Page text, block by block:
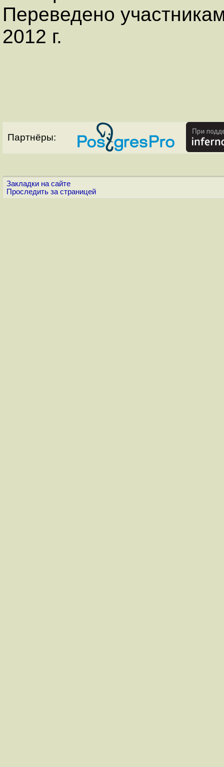
Переведено
2012 г.
Партнёры:
Закладки на сайте
Проследить за страницей